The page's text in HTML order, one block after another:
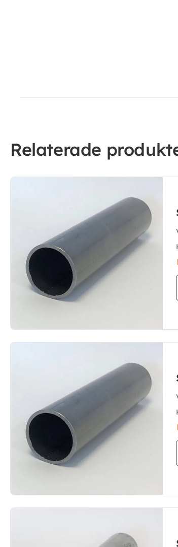
Relaterade